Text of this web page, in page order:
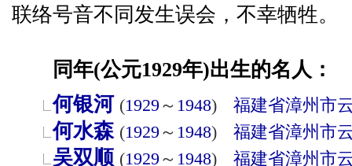
联络号音不同发生误会，不幸牺牲。
同年(公元1929年)出生的名人：
何银河 (1929 ～ 1948) 福建省漳州市
何水森 (1929 ～ 1948) 福建省漳州市
吴双顺 (1929 ～ 1948) 福建省漳州市